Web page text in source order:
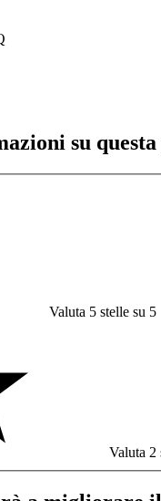
su questa
Valuta 5 stelle su 5
Valuta 2